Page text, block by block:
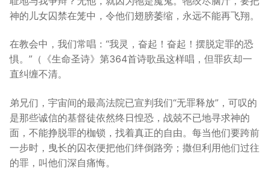
神的儿女囚禁在笼中，令他们翅膀萎缩，永远不能再飞翔。
在教会中，我们常唱：“我灵，奋起！奋起！摆脱定罪的恐
惧。”（《生命圣诗》第364首诗歌虽这样唱，但罪疚却一
直纠缠不清。
弟兄们，宇宙间的最高法院已宣判我们“无罪释放”，可叹的
是那些诚信的基督徒依然终日惶恐，战兢不已地寻求神的
面，不能挣脱罪的枷锁，找着真正的自由。每当他们要跨前
一步时，曳长的囚衣便把他们绊倒路旁；撒但利用他们过往
的罪，叫他们深自痛悔。